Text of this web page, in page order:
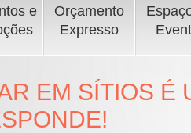
e
Orçamento
Expresso
EM SÍTIOS É